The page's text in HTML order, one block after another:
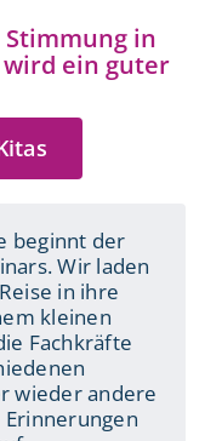
Stimmung in
ein guter
beginnt der
Wir laden
in ihre
kleinen
Fachkräfte
wieder andere